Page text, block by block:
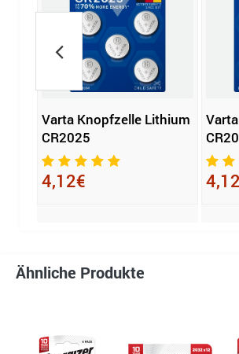
Varta Knopfzelle Lithium
CR2025
4,12€
Ähnliche Produkte